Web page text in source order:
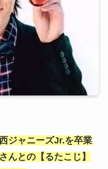
ジャニーズJr.を卒業
んとの【るたこじ】